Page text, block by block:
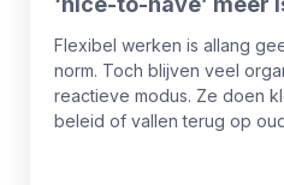
Flexibel werken is allang
norm. Toch blijven veel
reactieve modus. Ze doen
beleid of vallen terug op
onbenut, terwijl het juist